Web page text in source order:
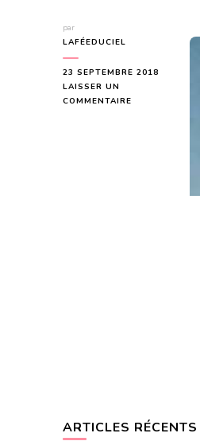
par
LAFÉEDUCIEL
23 SEPTEMBRE 2018
LAISSER UN
COMMENTAIRE
ARTICLES RÉCENTS